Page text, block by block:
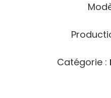
Catégorie :